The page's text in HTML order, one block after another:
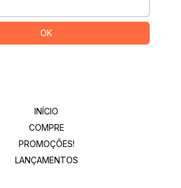
INÍCIO
COMPRE
PROMOÇÕES!
LANÇAMENTOS